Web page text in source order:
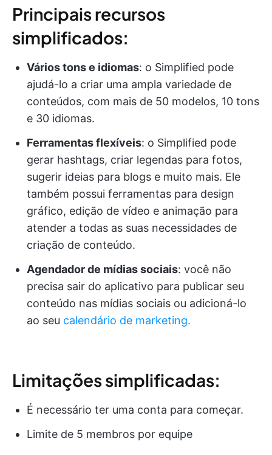
Principais recursos
simplificados:
Vários tons e idiomas: o Simplified pode
ajudá-lo a criar uma ampla variedade de
conteúdos, com mais de 50 modelos, 10 tons
e 30 idiomas.
Ferramentas flexíveis: o Simplified pode
gerar hashtags, criar legendas para fotos,
sugerir ideias para blogs e muito mais. Ele
também possui ferramentas para design
gráfico, edição de vídeo e animação para
atender a todas as suas necessidades de
criação de conteúdo.
Agendador de mídias sociais: você não
precisa sair do aplicativo para publicar seu
conteúdo nas mídias sociais ou adicioná-lo
ao seu calendário de marketing.
Limitações simplificadas:
É necessário ter uma conta para começar.
Limite de 5 membros por equipe